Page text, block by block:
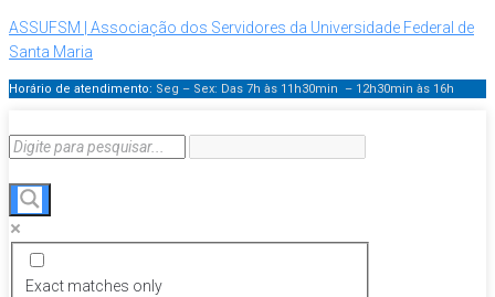
ASSUFSM | Associação dos Servidores da Universidade Federal de
Santa Maria
Horário de atendimento: Seg – Sex: Das 7h às 11h30min – 12h30min às 16h
Exact matches only